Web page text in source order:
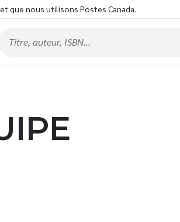
et que nous utilisons Postes Canada.